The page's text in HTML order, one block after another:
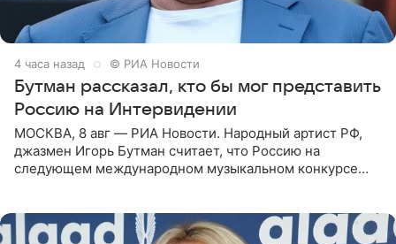
4 часа назад © РИА Новости
Бутман рассказал, кто бы мог представить
Россию на Интервидении
МОСКВА, 8 авг — РИА Новости. Народный артист РФ,
джазмен Игорь Бутман считает, что Россию на
следующем международном музыкальном конкурсе